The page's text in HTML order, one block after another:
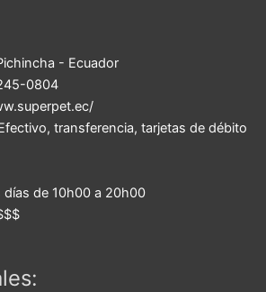
- Ecuador
0804
transferencia, tarjetas de débito
días de 10h00 a 20h00